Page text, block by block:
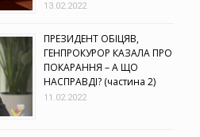
13.02.2022
ПРЕЗИДЕНТ ОБІЦЯВ,
ГЕНПРОКУРОР КАЗАЛА ПРО
ПОКАРАННЯ – А ЩО
НАСПРАВДІ? (частина 2)
11.02.2022